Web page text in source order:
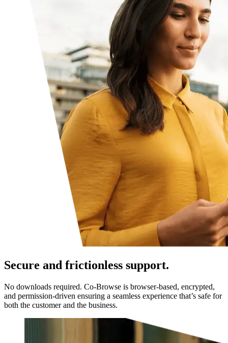
Secure and frictionless support.
No downloads required. Co-Browse is browser-based, encrypted,
and permission-driven ensuring a seamless experience that’s safe for
both the customer and the business.